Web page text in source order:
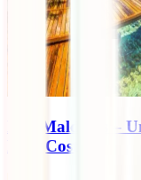
lhas Maldivas –
Low-Cost